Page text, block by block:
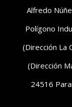
Alfredo
Polígono
(Dirección La
(Dirección
24516